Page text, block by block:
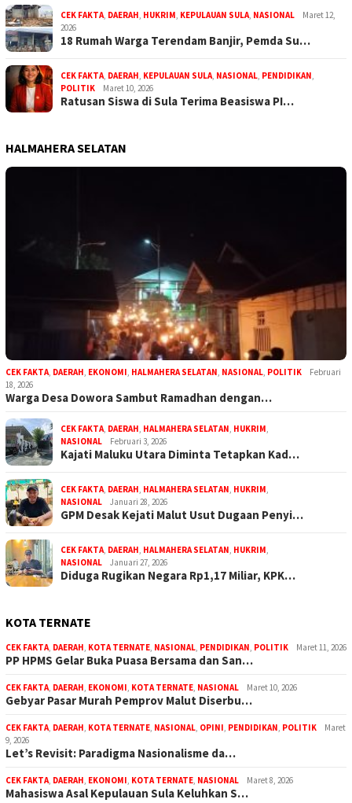
CEK FAKTA, DAERAH, HUKRIM, KEPULAUAN SULA, NASIONAL
Maret 12,
2026
18 Rumah Warga Terendam Banjir, Pemda Su…
CEK FAKTA, DAERAH, KEPULAUAN SULA, NASIONAL, PENDIDIKAN,
POLITIK
Maret 10, 2026
Ratusan Siswa di Sula Terima Beasiswa PI…
HALMAHERA SELATAN
CEK FAKTA, DAERAH, EKONOMI, HALMAHERA SELATAN, NASIONAL, POLITIK
Februari
18, 2026
Warga Desa Dowora Sambut Ramadhan dengan…
CEK FAKTA, DAERAH, HALMAHERA SELATAN, HUKRIM,
NASIONAL
Februari 3, 2026
Kajati Maluku Utara Diminta Tetapkan Kad…
CEK FAKTA, DAERAH, HALMAHERA SELATAN, HUKRIM,
NASIONAL
Januari 28, 2026
GPM Desak Kejati Malut Usut Dugaan Penyi…
CEK FAKTA, DAERAH, HALMAHERA SELATAN, HUKRIM,
NASIONAL
Januari 27, 2026
Diduga Rugikan Negara Rp1,17 Miliar, KPK…
KOTA TERNATE
CEK FAKTA, DAERAH, KOTA TERNATE, NASIONAL, PENDIDIKAN, POLITIK Maret 11, 2026
PP HPMS Gelar Buka Puasa Bersama dan San…
CEK FAKTA, DAERAH, EKONOMI, KOTA TERNATE, NASIONAL Maret 10, 2026
Gebyar Pasar Murah Pemprov Malut Diserbu…
CEK FAKTA, DAERAH, KOTA TERNATE, NASIONAL, OPINI, PENDIDIKAN, POLITIK
Maret
9, 2026
Let’s Revisit: Paradigma Nasionalisme da…
CEK FAKTA, DAERAH, EKONOMI, KOTA TERNATE, NASIONAL Maret 8, 2026
Mahasiswa Asal Kepulauan Sula Keluhkan S…